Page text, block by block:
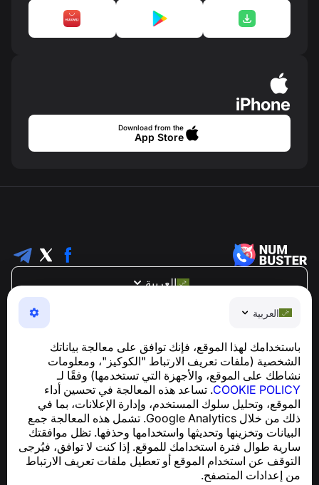
العربية
باستخدامك لهذا الموقع، فإنك توافق على معالجة بياناتك
الشخصية (ملفات تعريف الارتباط "الكوكيز"، ومعلومات
نشاطك على الموقع، والأجهزة التي تستخدمها) وفقًا لـ
COOKIE POLICY. تساعد هذه المعالجة في تحسين أداء
الموقع، وتحليل سلوك المستخدم، وإدارة الإعلانات، بما في
ذلك من خلال Google Analytics. تشمل هذه المعالجة جمع
البيانات وتخزينها وتحديثها واستخدامها وحذفها. تظل موافقتك
سارية طوال فترة استخدامك للموقع. إذا كنت لا توافق، فيُرجى
التوقف عن استخدام الموقع أو تعطيل ملفات تعريف الارتباط
من إعدادات المتصفح.
iPhone
Download from the
App Store
العربية
NumBuster © 2013—2026 ·
support@numbuster.com
تطبيق سهل الاستخدام يحميك من الاحتيال الهاتفي، الرسائل
للاستفسارات المتعلقة بالامتثال للائحة العامة لحماية البيانات
support@numbuster.com
مركز المساعدة
الأخبار والمقالات
حول المشروع
جهات الاتصال